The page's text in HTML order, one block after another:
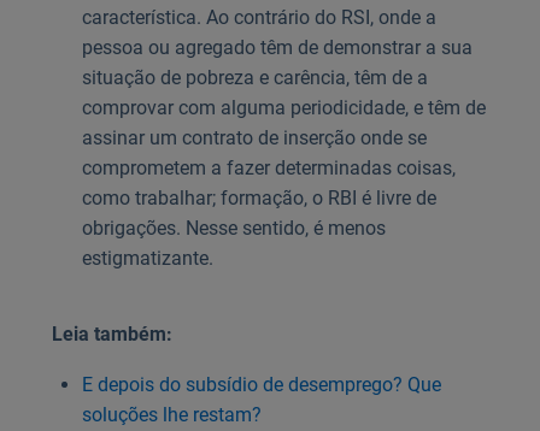
característica. Ao contrário do RSI, onde a
pessoa ou agregado têm de demonstrar a sua
situação de pobreza e carência, têm de a
comprovar com alguma periodicidade, e têm de
assinar um contrato de inserção onde se
comprometem a fazer determinadas coisas,
como trabalhar; formação, o RBI é livre de
obrigações. Nesse sentido, é menos
estigmatizante.
Leia também:
E depois do subsídio de desemprego? Que
soluções lhe restam?